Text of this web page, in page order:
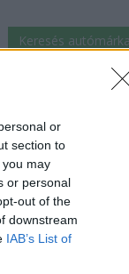
or
section to
may
or personal
out of the
downstream
IAB’s List of
Keresés